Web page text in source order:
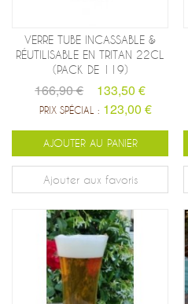
VERRE TUBE INCASSABLE &
RÉUTILISABLE EN TRITAN 22CL
(PACK DE 119)
166,90 € 133,50 €
PRIX SPÉCIAL : 123,00 €
AJOUTER AU PANIER
Ajouter aux favoris